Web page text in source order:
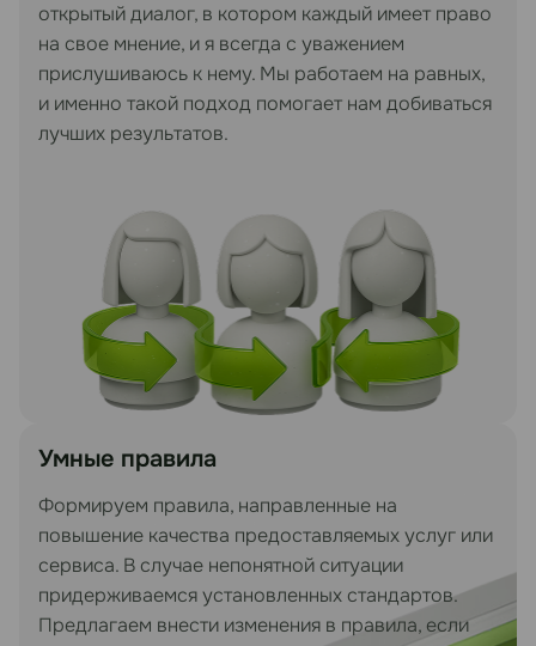
открытый диалог, в котором каждый имеет право
на свое мнение, и я всегда с уважением
прислушиваюсь к нему. Мы работаем на равных,
и именно такой подход помогает нам добиваться
лучших результатов.
Умные правила
Формируем правила, направленные на
повышение качества предоставляемых услуг или
сервиса. В случае непонятной ситуации
придерживаемся установленных стандартов.
Предлагаем внести изменения в правила, если